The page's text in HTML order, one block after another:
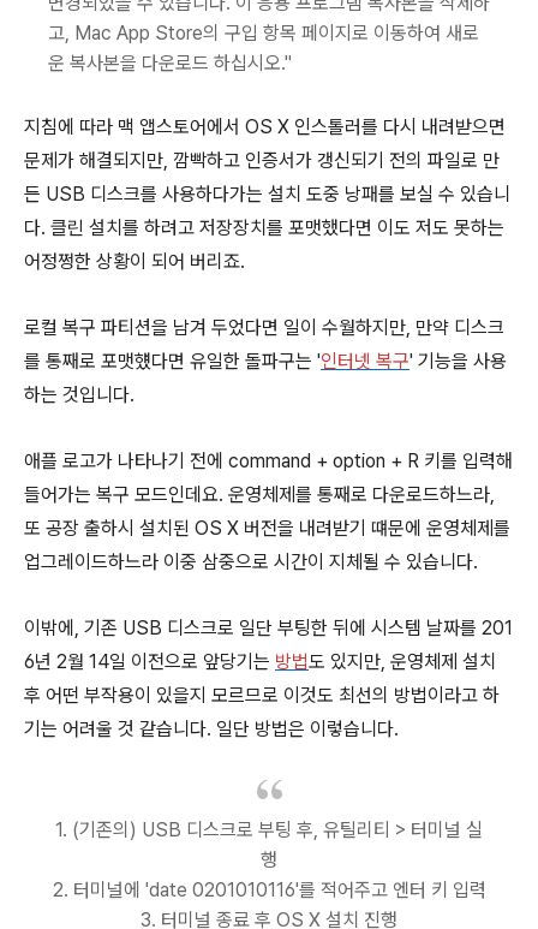
고, Mac App Store의 구입 항목 페이지로 이동하여 새로
운 복사본을 다운로드 하십시오."
지침에 따라 맥 앱스토어에서 OS X 인스톨러를 다시 내려받으면
문제가 해결되지만, 깜빡하고 인증서가 갱신되기 전의 파일로 만
든 USB 디스크를 사용하다가는 설치 도중 낭패를 보실 수 있습니
다. 클린 설치를 하려고 저장장치를 포맷했다면 이도 저도 못하는
어정쩡한 상황이 되어 버리죠.
로컬 복구 파티션을 남겨 두었다면 일이 수월하지만, 만약 디스크
를 통째로 포맷헀다면 유일한 돌파구는 '인터넷 복구' 기능을 사용
하는 것입니다.
애플 로고가 나타나기 전에 command + option + R 키를 입력해
들어가는 복구 모드인데요. 운영체제를 통째로 다운로드하느라,
또 공장 출하시 설치된 OS X 버전을 내려받기 떄문에 운영체제를
업그레이드하느라 이중 삼중으로 시간이 지체될 수 있습니다.
이밖에, 기존 USB 디스크로 일단 부팅한 뒤에 시스템 날짜를 201
6년 2월 14일 이전으로 앞당기는 방법도 있지만, 운영체제 설치
후 어떤 부작용이 있을지 모르므로 이것도 최선의 방법이라고 하
기는 어려울 것 같습니다. 일단 방법은 이렇습니다.
1. (기존의) USB 디스크로 부팅 후, 유틸리티 > 터미널 실
행
2. 터미널에 'date 0201010116'를 적어주고 엔터 키 입력
3. 터미널 종료 후 OS X 설치 진행